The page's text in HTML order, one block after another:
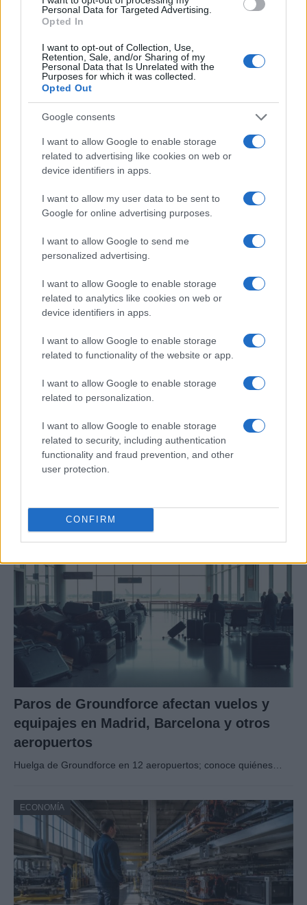
Personal Data for Targeted Advertising.
Opted In
I want to opt-out of Collection, Use,
Retention, Sale, and/or Sharing of my
Personal Data that Is Unrelated with the
Purposes for which it was collected.
Opted Out
Google consents
I want to allow Google to enable storage
related to advertising like cookies on web or
device identifiers in apps.
I want to allow my user data to be sent to
Google for online advertising purposes.
I want to allow Google to send me
personalized advertising.
I want to allow Google to enable storage
related to analytics like cookies on web or
device identifiers in apps.
I want to allow Google to enable storage
related to functionality of the website or app.
I want to allow Google to enable storage
related to personalization.
I want to allow Google to enable storage
related to security, including authentication
functionality and fraud prevention, and other
user protection.
CONFIRM
Cómo medir la productividad por hora
trabajada y por trabajador
Explora la productividad desde diferentes ángulos y su…
ECONOMÍA
Barreras no arancelarias: normas
técnicas, subsidios y compras públicas
Paros de Groundforce afectan vuelos y
equipajes en Madrid, Barcelona y otros
aeropuertos
Huelga de Groundforce en 12 aeropuertos; conoce quiénes…
ECONOMÍA